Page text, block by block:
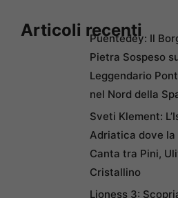
Articoli recenti
Puentedey: Il
Pietra Sospeso
Leggendario
nel Nord della
Sveti Klement:
Adriatica dove la
Canta tra Pini,
Cristallino
Lioness 3: